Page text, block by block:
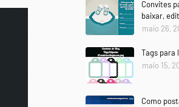
Convites
baixar,
maio 26,
Tags para
maio 15,
Como